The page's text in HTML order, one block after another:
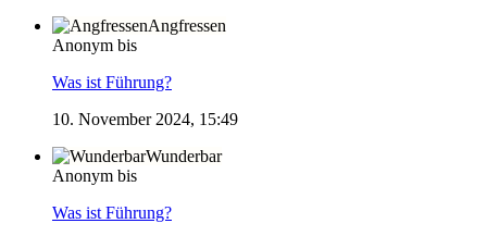
Angfressen
Anonym bis
Was ist Führung?
10. November 2024, 15:49
Wunderbar
Anonym bis
Was ist Führung?